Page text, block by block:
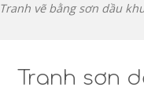
Tranh vẽ bằng sơn dầu
Tranh sơn